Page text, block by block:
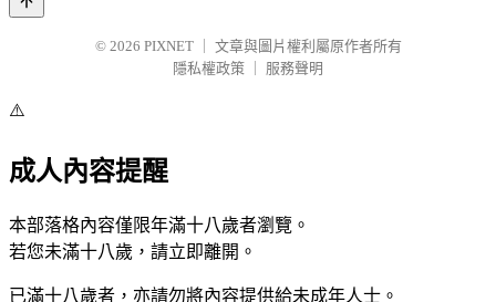
© 2026 PIXNET
文章與圖片權利屬原作者所有
隱私權政策
服務聲明
⚠️
成人內容提醒
本部落格內容僅限年滿十八歲者瀏覽。
若您未滿十八歲，請立即離開。
已滿十八歲者，亦請勿將內容提供給未成年人士。